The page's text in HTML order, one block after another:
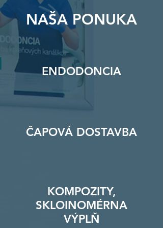
NAŠA PONUKA
ENDODONCIA
ČAPOVÁ DOSTAVBA
KOMPOZITY,
SKLOINOMÉRNA
VÝPLŇ